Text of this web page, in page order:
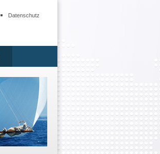
Datenschutz